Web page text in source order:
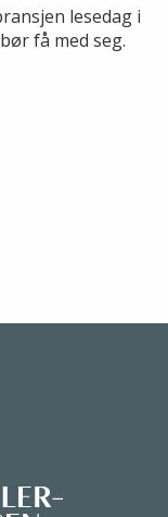
lesedag i
få med seg.